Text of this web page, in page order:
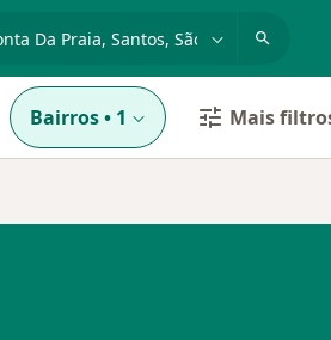
Bairros• 1 Mais